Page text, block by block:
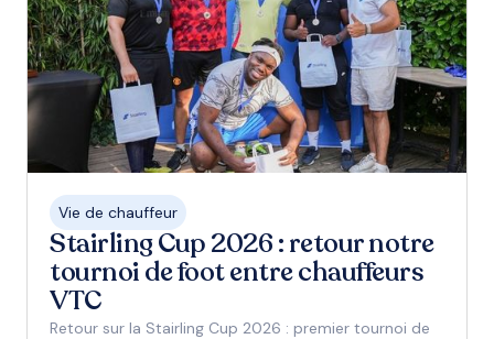
Vie de chauffeur
Stairling Cup 2026 : retour notre
tournoi de foot entre chauffeurs
VTC
Retour sur la Stairling Cup 2026 : premier tournoi de